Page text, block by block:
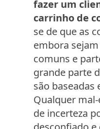
fazer um
carrinho de
se de que as
embora
comuns e
grande parte
são baseadas
Qualquer
de incerteza